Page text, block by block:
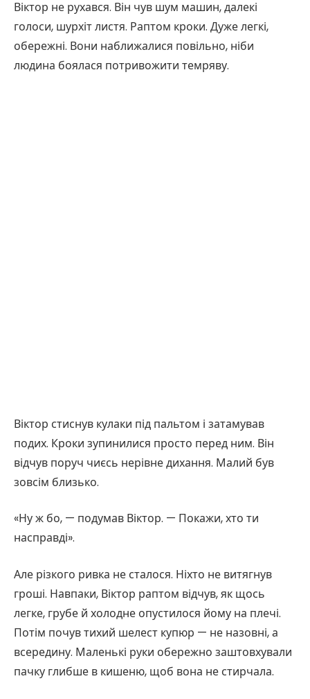
Віктор не рухався. Він чув шум машин, далекі
голоси, шурхіт листя. Раптом кроки. Дуже легкі,
обережні. Вони наближалися повільно, ніби
людина боялася потривожити темряву.
Віктор стиснув кулаки під пальтом і затамував
подих. Кроки зупинилися просто перед ним. Він
відчув поруч чиєсь нерівне дихання. Малий був
зовсім близько.
«Ну ж бо, — подумав Віктор. — Покажи, хто ти
насправді».
Але різкого ривка не сталося. Ніхто не витягнув
гроші. Навпаки, Віктор раптом відчув, як щось
легке, грубе й холодне опустилося йому на плечі.
Потім почув тихий шелест купюр — не назовні, а
всередину. Маленькі руки обережно заштовхували
пачку глибше в кишеню, щоб вона не стирчала.